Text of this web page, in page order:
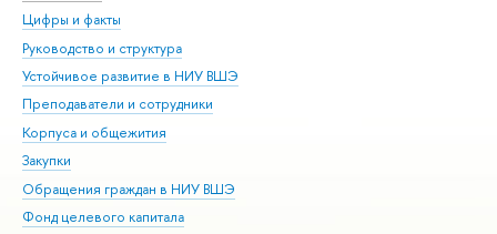
Цифры и факты
Руководство и структура
Устойчивое развитие в НИУ ВШЭ
Преподаватели и сотрудники
Корпуса и общежития
Закупки
Обращения граждан в НИУ ВШЭ
Фонд целевого капитала